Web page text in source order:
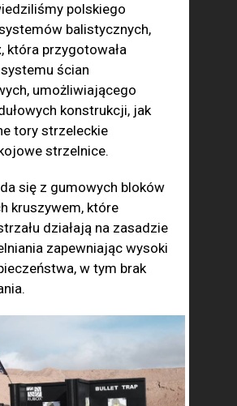
polskiego
balistycznych,
, która przygotowała
ścian
umożliwiającego
konstrukcji, jak
tory strzeleckie
strzelnice.
się z gumowych bloków
kruszywem, które
działają na zasadzie
zapewniając wysoki
w tym brak